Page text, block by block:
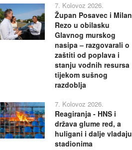
7. Kolovoz 2026.
Župan Posavec i Milan
Rezo u obilasku
Glavnog murskog
nasipa – razgovarali o
zaštiti od poplava i
stanju vodnih resursa
tijekom sušnog
razdoblja
7. Kolovoz 2026.
Reagiranja - HNS i
država glume red, a
huligani i dalje vladaju
stadionima